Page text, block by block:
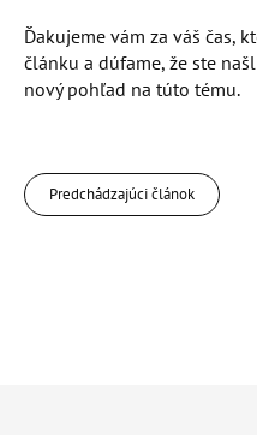
Ďakujeme vám za váš čas,
článku a dúfame, že ste
nový pohľad na túto tému.
Predchádzajúci článok